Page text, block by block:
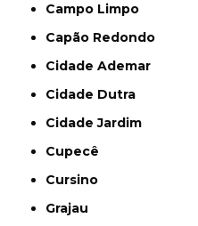
Campo Limpo
Capão Redondo
Cidade Ademar
Cidade Dutra
Cidade Jardim
Cupecê
Cursino
Grajau